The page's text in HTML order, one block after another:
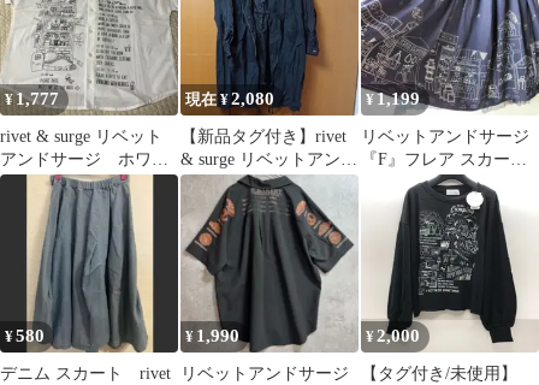
¥1,777
rivet & surge リベット
アンドサージ ホワイ
ト 美品
現在 ¥2,080
【新品タグ付き】rivet
& surge リベットアンド
サージ ロングモッズ
¥1,199
リベットアンドサージ
『F』フレア スカート
リバーシブル 街並み チ
ュール
¥580
デニム スカート rivet
¥ 1,990
リベットアンドサージ
¥2,000
【タグ付き/未使用】